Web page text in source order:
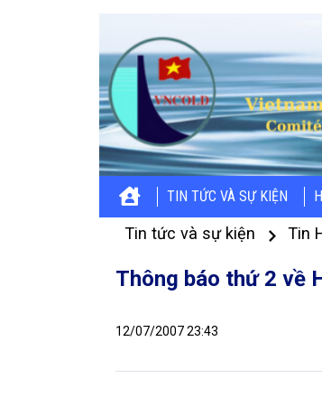
TIN TỨC VÀ SỰ KIỆN
Tin tức và sự kiện Tin
Thông báo thứ 2 về
12/07/2007 23:43